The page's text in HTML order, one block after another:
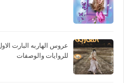
عروس الهاربه البارت
للروايات والوصفات